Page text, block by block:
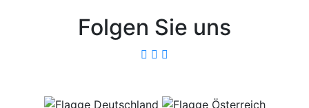
Folgen Sie uns